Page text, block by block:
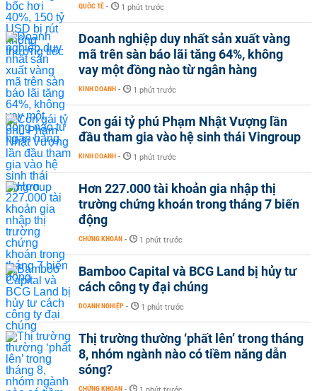
QUỐC TẾ - 1 phút trước
Doanh nghiệp duy nhất sản xuất vàng
mã trên sàn báo lãi tăng 64%, không
vay một đồng nào từ ngân hàng
KINH DOANH - 1 phút trước
Con gái tỷ phú Phạm Nhật Vượng lần
đầu tham gia vào hệ sinh thái Vingroup
KINH DOANH - 1 phút trước
Hơn 227.000 tài khoản gia nhập thị
trường chứng khoán trong tháng 7 biến
động
CHỨNG KHOÁN - 1 phút trước
Bamboo Capital và BCG Land bị hủy tư
cách công ty đại chúng
DOANH NGHIỆP - 1 phút trước
Thị trường thường ‘phất lên’ trong tháng
8, nhóm ngành nào có tiềm năng dẫn
sóng?
CHỨNG KHOÁN -